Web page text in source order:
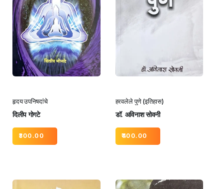
हृदय उपनिषदांचे
दिलीप गोगटे
300.00
हरवलेले पुणे (इतिहास)
डॉ. अविनाश सोवनी
400.00